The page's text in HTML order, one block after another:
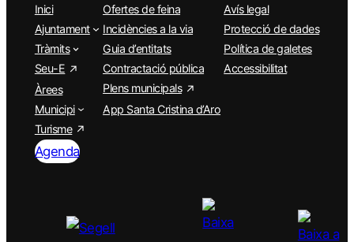
Inici
Ajuntament
Tràmits
Seu-E
Àrees
Municipi
Turisme
Agenda
Ofertes de feina
Incidències a la via
Guia d’entitats
Contractació pública
Plens municipals
App Santa Cristina d’Aro
Avís legal
Protecció de dades
Política de galetes
Accessibilitat